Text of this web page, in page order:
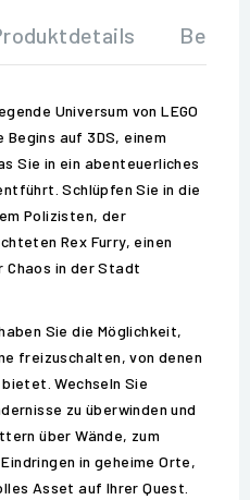
Universum von LEGO
auf 3DS, einem
Sie in ein abenteuerliches
Schlüpfen Sie in die
Polizisten, der
Rex Furry, einen
Chaos in der Stadt
Sie die Möglichkeit,
freizuschalten, von denen
Wechseln Sie
zu überwinden und
über Wände, zum
in geheime Orte,
Asset auf Ihrer Quest.